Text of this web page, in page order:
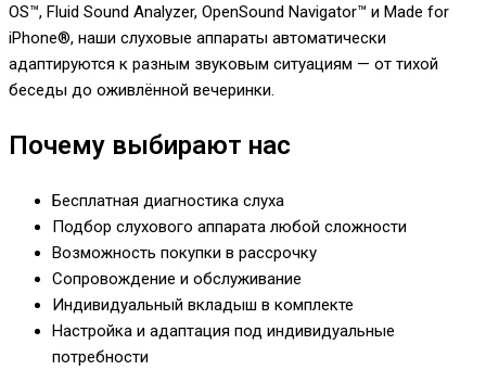
OS™, Fluid Sound Analyzer, OpenSound Navigator™ и Made for
iPhone®, наши слуховые аппараты автоматически
адаптируются к разным звуковым ситуациям — от тихой
беседы до оживлённой вечеринки.
Почему выбирают нас
Бесплатная диагностика слуха
Подбор слухового аппарата любой сложности
Возможность покупки в рассрочку
Сопровождение и обслуживание
Индивидуальный вкладыш в комплекте
Настройка и адаптация под индивидуальные
потребности